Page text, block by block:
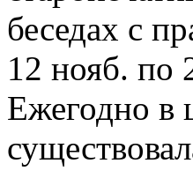
беседах с
12 нояб. по
Ежегодно в